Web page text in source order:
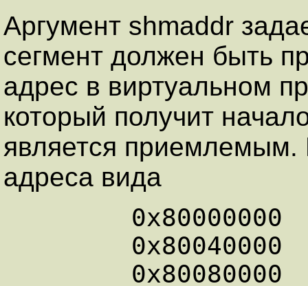
Аргумент shmaddr
сегмент должен быть
адрес в виртуальном
который получит
является
адреса вида